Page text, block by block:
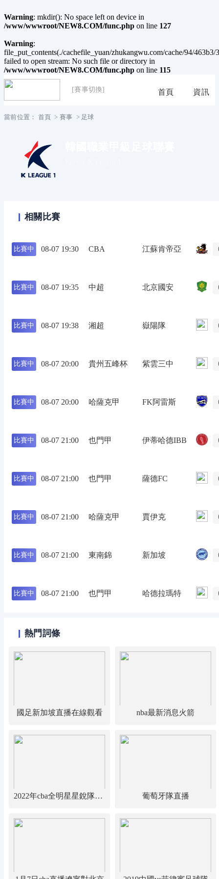
Warning: mkdir(): No space left on device in
/www/wwwroot/NEW8.COM/func.php on line 127
Warning:
file_put_contents(./cachefile_yuan/zhukangwu.com/cache/94/463b3/
failed to open stream: No such file or directory in
/www/wwwroot/NEW8.COM/func.php on line 115
[賽事切換] 首頁 資訊
當前位置： 首頁 > 賽事 > 足球
相關比賽
比賽中 08-07 19:30 CBA 江蘇肯帝亞
比賽中 08-07 19:35 中超 北京國安
比賽中 08-07 19:38 湘超 嶽陽隊
比賽中 08-07 20:00 貴州五峰杯 紫雲三中
比賽中 08-07 20:00 哈薩克甲 FK阿雷斯
比賽中 08-07 21:00 也門甲 伊蒂哈德IBB
比賽中 08-07 21:00 也門甲 薩德FC
比賽中 08-07 21:00 哈薩克甲 賈伊克
比賽中 08-07 21:00 東南錦 新加坡
比賽中 08-07 21:00 也門甲 哈德拉瑪特
熱門詞條
國足新加坡直播在線觀看 nba最新消息火箭
2022年cba全明星星銳隊vs大學生隊 葡萄牙隊直播